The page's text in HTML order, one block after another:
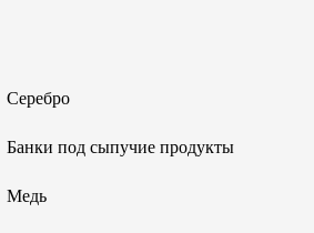
Серебро
Банки под сыпучие продукты
Медь